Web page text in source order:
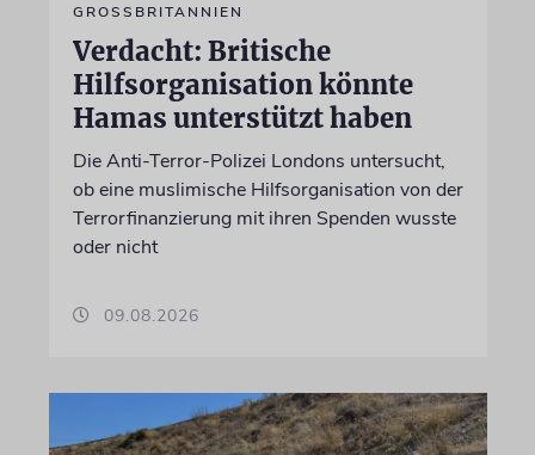
GROSSBRITANNIEN
Verdacht: Britische
Hilfsorganisation könnte
Hamas unterstützt haben
Die Anti-Terror-Polizei Londons untersucht,
ob eine muslimische Hilfsorganisation von der
Terrorfinanzierung mit ihren Spenden wusste
oder nicht
09.08.2026